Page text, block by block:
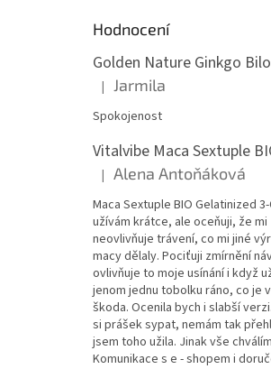
Hodnocení
Hodnocení produktu je 5 z 5
| Jarmila
Spokojenost
Hodnocení produktu je 5 z 5
| Alena Antoňáková
Maca Sextuple BIO Gelatinized
užívám krátce, ale oceňuji, že mi
neovlivňuje trávení, co mi jiné
macy dělaly. Pociťuji zmírnění
ovlivňuje to moje usínání i když
jenom jednu tobolku ráno, co je
škoda. Ocenila bych i slabší
si prášek sypat, nemám tak
jsem toho užila. Jinak vše
Komunikace s e - shopem i